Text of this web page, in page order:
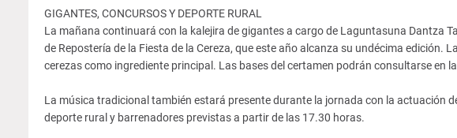
GIGANTES, CONCURSOS Y DEPORTE RURAL
La mañana continuará con la kalejira de gigantes a cargo de Laguntasuna Dantza
de Repostería de la Fiesta de la Cereza, que este año alcanza su undécima edición.
cerezas como ingrediente principal. Las bases del certamen podrán consultarse en
La música tradicional también estará presente durante la jornada con la actuación
deporte rural y barrenadores previstas a partir de las 17.30 horas.